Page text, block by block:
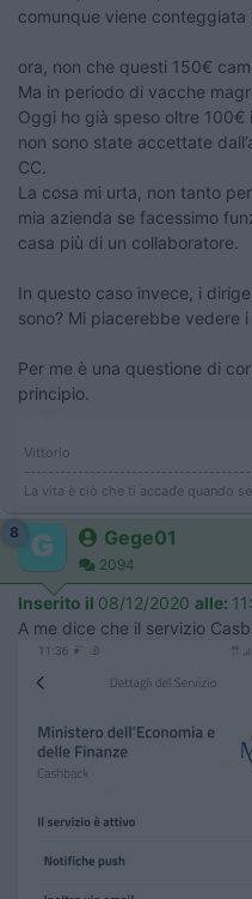
comunque viene conteggiata
ora, non che questi 150€
Ma in periodo di vacche
Oggi ho già speso oltre
non sono state accettate
CC.
La cosa mi urta, non tanto
mia azienda se facessimo
casa più di un collaboratore.
In questo caso invece, i
sono? Mi piacerebbe vedere
Per me è una questione di
principio.
Vittorio
--------------------------------------
La vita è ciò che ti accade quando
8 Gege01
2094
Inserito il 08/12/2020 alle:
A me dice che il servizio